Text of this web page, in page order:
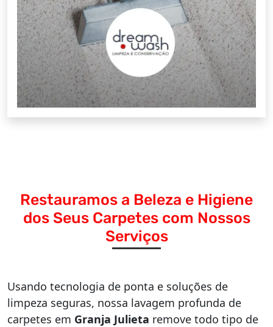
Restauramos a Beleza e Higiene
dos Seus Carpetes com Nossos
Serviços
Usando tecnologia de ponta e soluções de
limpeza seguras, nossa lavagem profunda de
carpetes em Granja Julieta remove todo tipo de